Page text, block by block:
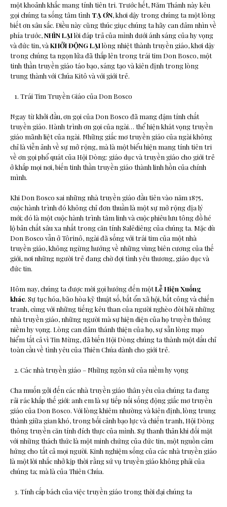
một khoảnh khắc mang tính tiên tri. Trước hết, Năm Thánh này kêu
gọi chúng ta sống tâm tình TẠ ƠN, khơi dậy trong chúng ta một lòng
biết ơn sâu sắc. Điều này cũng thúc giục chúng ta hãy can đảm nhìn về
phía trước,NHÌN LẠIlời đáp trả của mình dưới ánh sáng của hy vọng
và đức tin, và KHỞI ĐỘNG LẠIlòng nhiệt thành truyền giáo, khơi dậy
trong chúng ta ngọn lửa đã thắp lên trong trái tim Don Bosco, một
tinh thần truyền giáo táo bạo, sáng tạo và kiên định trong lòng
trung thành với Chúa Kitô và với giới trẻ.
Trái Tim Truyền Giáo của Don Bosco
Ngay từ khởi đầu, ơn gọi của Don Bosco đã mang đậm tính chất
truyền giáo. Hành trình ơn gọi của ngài… thể hiện khát vọng truyền
giáo mãnh liệt của ngài. Những giấc mơ truyền giáo của ngài không
chỉ là viễn ảnh về sự mở rộng, mà là một biểu hiện mang tính tiên tri
về ơn gọi phổ quát của Hội Dòng: giáo dục và truyền giáo cho giới trẻ
ở khắp mọi nơi, biến tinh thần truyền giáo thành linh hồn của chính
mình.
Khi Don Bosco sai những nhà truyền giáo đầu tiên vào năm 1875,
cuộc hành trình đó không chỉ đơn thuần là một sự mở rộng địa lý
mới; đó là một cuộc hành trình tâm linh và cuộc phiêu lưu tông đồ hé
lộ bản chất sâu xa nhất trong căn tính Salêdiêng của chúng ta. Mặc dù
Don Bosco vẫn ở Tôrinô, ngài đã sống với trái tim của một nhà
truyền giáo, không ngừng hướng về những vùng biên cương của thế
giới, nơi những người trẻ đang chờ đợi tình yêu thương, giáo dục và
đức tin.
Hôm nay, chúng ta được mời gọi hướng đến mộtLễ Hiện Xuống
khác. Sự tục hóa, bão hòa kỹ thuật số, bất ổn xã hội, bất công và chiến
tranh, cùng với những tiếng kêu than của người nghèo đòi hỏi những
nhà truyền giáo, những người mà sự hiện diện của họ truyền thông
niềm hy vọng. Lòng can đảm thánh thiện của họ, sự sẵn lòng mạo
hiểm tất cả vì Tin Mừng, đã biến Hội Dòng chúng ta thành một dấu chỉ
toàn cầu về tình yêu của Thiên Chúa dành cho giới trẻ.
Các nhà truyền giáo – Những ngôn sứ của niềm hy vọng
Cha muốn gởi đến các nhà truyền giáo thân yêu của chúng ta đang
rải rác khắp thế giới: anh em là sự tiếp nối sống động giấc mơ truyền
giáo của Don Bosco. Với lòng khiêm nhường và kiên định, lòng trung
thành giữa gian khó, trong bối cảnh bạo lực và chiến tranh, Hội Dòng
thông truyền căn tính đích thực của mình. Sự thanh thản khi đối mặt
với những thách thức là một minh chứng của đức tin, một nguồn cảm
hứng cho tất cả mọi người. Kinh nghiệm sống của các nhà truyền giáo
là một lời nhắc nhở kịp thời rằng sứ vụ truyền giáo không phải của
chúng ta; mà là của Thiên Chúa.
Tính cấp bách của việc truyền giáo trong thời đại chúng ta